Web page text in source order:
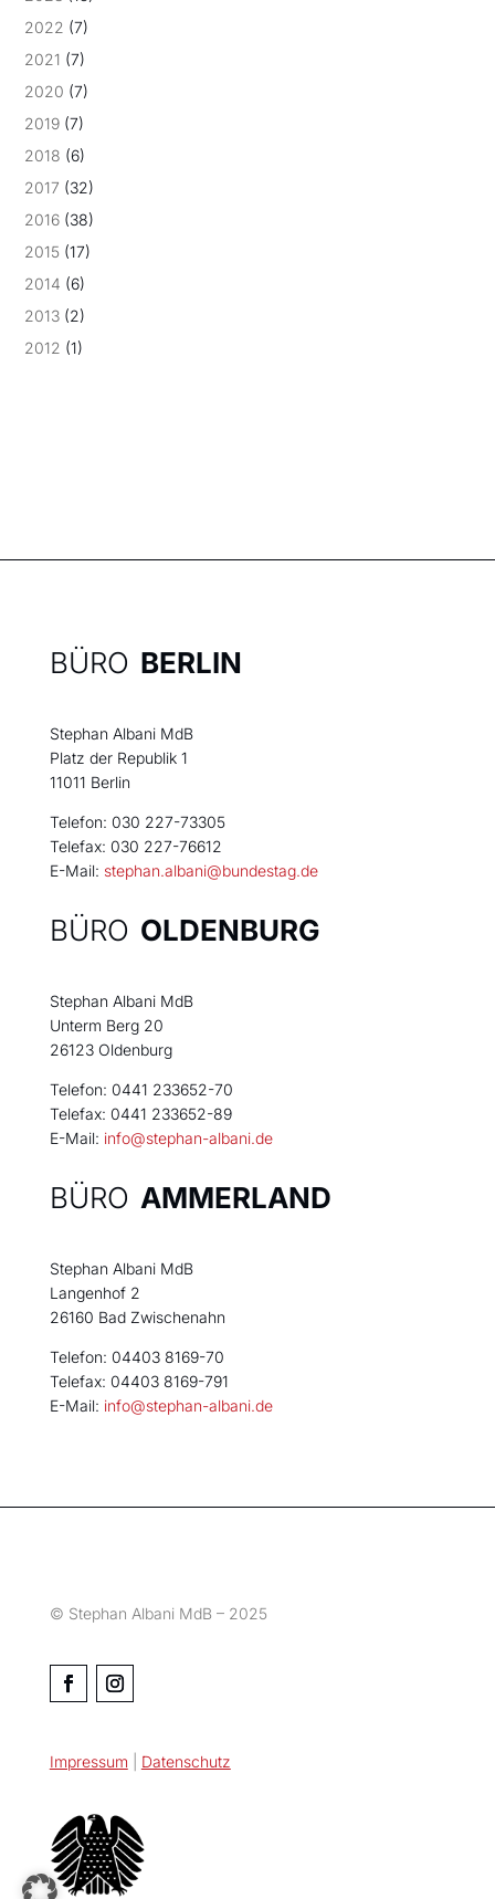
2022 (7)
2021 (7)
2020 (7)
2019 (7)
2018 (6)
2017 (32)
2016 (38)
2015 (17)
2014 (6)
2013 (2)
2012 (1)
BÜRO BERLIN
Stephan Albani MdB
Platz der Republik 1
11011 Berlin
Telefon: 030 227-73305
Telefax: 030 227-76612
E-Mail: stephan.albani@bundestag.de
BÜRO OLDENBURG
Stephan Albani MdB
Unterm Berg 20
26123 Oldenburg
Telefon: 0441 233652-70
Telefax: 0441 233652-89
E-Mail: info@stephan-albani.de
BÜRO AMMERLAND
Stephan Albani MdB
Langenhof 2
26160 Bad Zwischenahn
Telefon: 04403 8169-70
Telefax: 04403 8169-791
E-Mail: info@stephan-albani.de
© Stephan Albani MdB – 2025
Impressum Datenschutz